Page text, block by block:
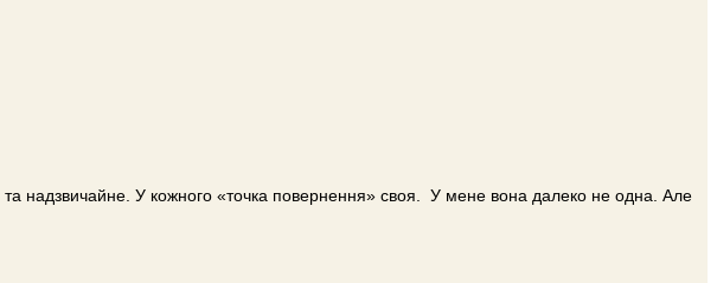
та надзвичайне. У кожного «точка повернення» своя. У мене вона далеко не одна. Але